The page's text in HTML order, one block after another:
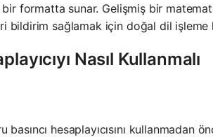
bir formatta sunar. Gelişmiş bir
bildirim sağlamak için doğal dil işleme
Nasıl Kullanmalı
basıncı hesaplayıcısını kullanmadan